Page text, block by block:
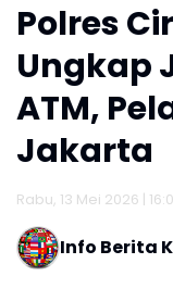
Polres
Ungkap
ATM,
Jakarta
Rabu, 13 Mei 2026 |
Info Berita